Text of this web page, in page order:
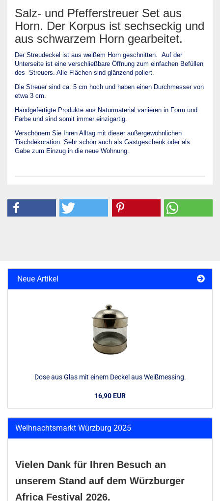
Salz- und Pfefferstreuer Set aus
Horn. Der Korpus ist sechseckig und
aus schwarzem Horn gearbeitet.
Der Streudeckel ist aus weißem Horn geschnitten. Auf der
Unterseite ist eine verschließbare Öffnung zum einfachen Befüllen
des Streuers. Alle Flächen sind glänzend poliert.
Die Streuer sind ca. 5 cm hoch und haben einen Durchmesser von
etwa 3 cm.
Handgefertigte Produkte aus Naturmaterial variieren in Form und
Farbe und sind somit immer einzigartig.
Verschönern Sie Ihren Alltag mit dieser außergewöhnlichen
Tischdekoration. Sehr schön auch als Gastgeschenk oder als
Gabe zum Einzug in die neue Wohnung.
Neue Artikel
Dose aus Glas mit einem Deckel aus Weißmessing.
16,90 EUR
Weihnachtsmarkt Würzburg 2025
Vielen Dank für Ihren Besuch an
unserem Stand auf dem Würzburger
Africa Festival 2026.